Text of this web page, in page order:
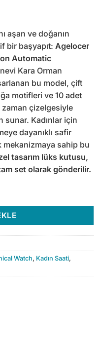
aşan ve doğanın
bir başyapıt: Agelocer
Automatic
Kara Orman
bu model, çift
motifleri ve 10 adet
çizelgesiyle
Kadınlar için
dayanıklı safir
sahip bu
tasarım lüks kutusu,
set olarak gönderilir.
Skeleton Automatic
Watch, Kadın Saati,